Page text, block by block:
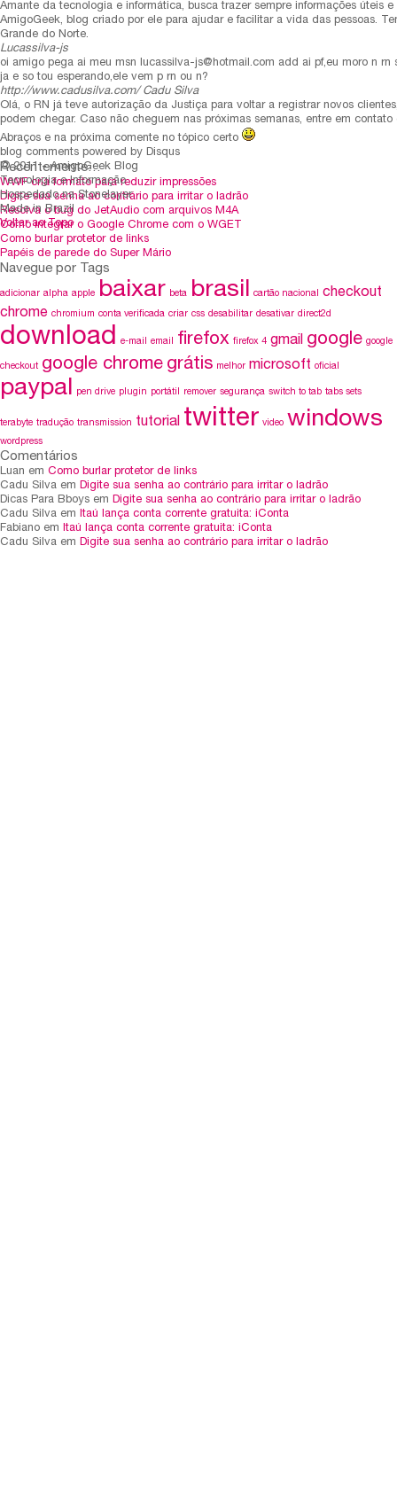
Amante da tecnologia e informática, busca trazer sempre informações úteis
AmigoGeek, blog criado por ele para ajudar e facilitar a vida das pessoas.
Grande do Norte.
Lucassilva-js
oi amigo pega ai meu msn lucassilva-js@hotmail.com add ai pf,eu moro n rn
ja e so tou esperando,ele vem p rn ou n?
http://www.cadusilva.com/ Cadu Silva
Olá, o RN já teve autorização da Justiça para voltar a registrar novos
podem chegar. Caso não cheguem nas próximas semanas, entre em contato
Abraços e na próxima comente no tópico certo
blog comments powered by Disqus
Recentemente…
WWF cria formato para reduzir impressões
Digite sua senha ao contrário para irritar o ladrão
Resolva o bug do JetAudio com arquivos M4A
Como integrar o Google Chrome com o WGET
Como burlar protetor de links
Papéis de parede do Super Mário
Navegue por Tags
adicionar alpha apple baixar beta brasil cartão nacional
checkout
chrome chromium conta verificada criar css desabilitar desativar direct2d
download e-mail email firefox firefox 4 gmail google google
checkout google chrome grátis melhor microsoft oficial
paypal pen drive plugin portátil remover segurança switch to tab tabs sets
terabyte tradução transmission tutorial twitter video windows
wordpress
Comentários
Luan em Como burlar protetor de links
Cadu Silva em Digite sua senha ao contrário para irritar o ladrão
Dicas Para Bboys em Digite sua senha ao contrário para irritar o ladrão
Cadu Silva em Itaú lança conta corrente gratuita: iConta
Fabiano em Itaú lança conta corrente gratuita: iConta
Cadu Silva em Digite sua senha ao contrário para irritar o ladrão
© 2011 - AmigoGeek Blog
Tecnologia e Informação
Hospedado na Stonelayer
Made in Brazil
Voltar ao Topo